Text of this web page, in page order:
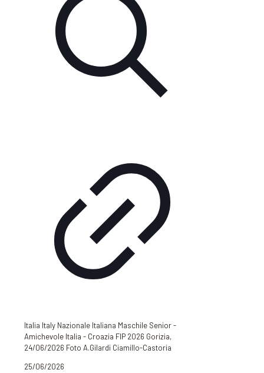
Italia Italy Nazionale Italiana Maschile Senior -
Amichevole Italia - Croazia FIP 2026 Gorizia,
24/06/2026 Foto A.Gilardi Ciamillo-Castoria
25/06/2026